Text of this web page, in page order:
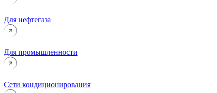
Для нефтегаза
Для промышленности
Сети кондиционирования